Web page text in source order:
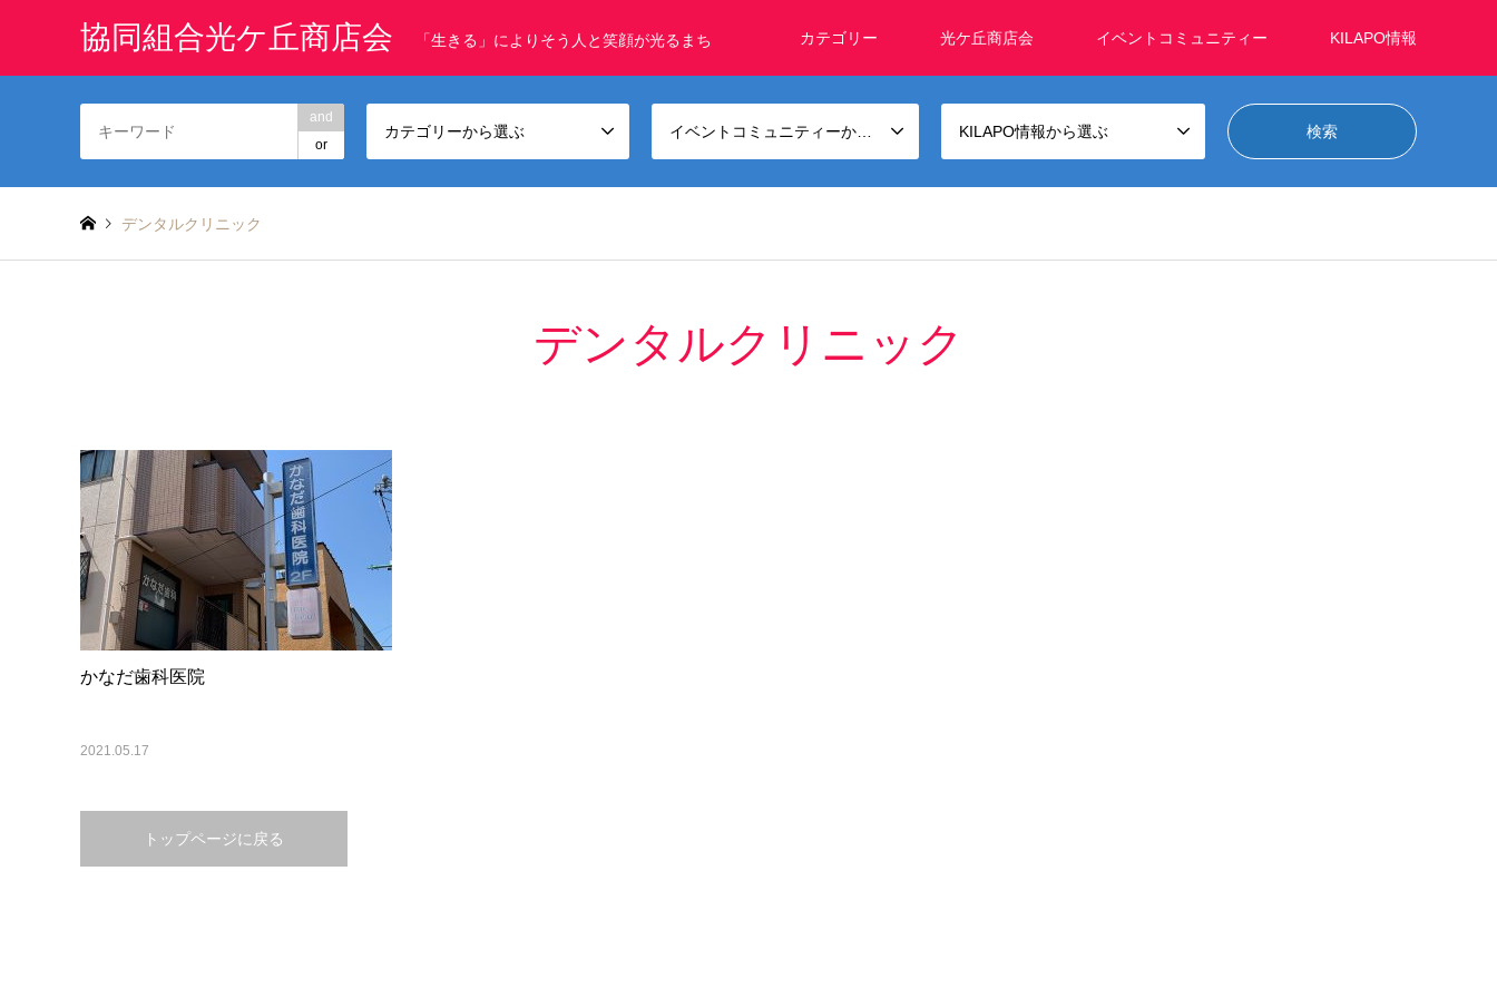
協同組合光ケ丘商店会 「生きる」によりそう人と笑顔が光るまち カテゴリー 光ケ丘商店会 イベントコミュニティー KILAPO情報
and
or
カテゴリーから選ぶ KILAPO情報から選ぶ
デンタルクリニック
デンタルクリニック
かなだ歯科医院
2021.05.17
トップページに戻る